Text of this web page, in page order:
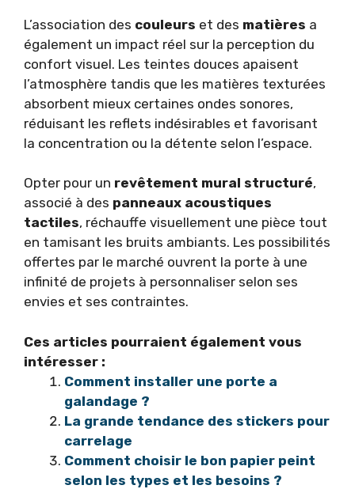
L’association des couleurs et des matières a
également un impact réel sur la perception du
confort visuel. Les teintes douces apaisent
l’atmosphère tandis que les matières texturées
absorbent mieux certaines ondes sonores,
réduisant les reflets indésirables et favorisant
la concentration ou la détente selon l’espace.
Opter pour un revêtement mural structuré,
associé à des panneaux acoustiques
tactiles, réchauffe visuellement une pièce tout
en tamisant les bruits ambiants. Les possibilités
offertes par le marché ouvrent la porte à une
infinité de projets à personnaliser selon ses
envies et ses contraintes.
Ces articles pourraient également vous
intéresser :
Comment installer une porte a
galandage ?
La grande tendance des stickers pour
carrelage
Comment choisir le bon papier peint
selon les types et les besoins ?